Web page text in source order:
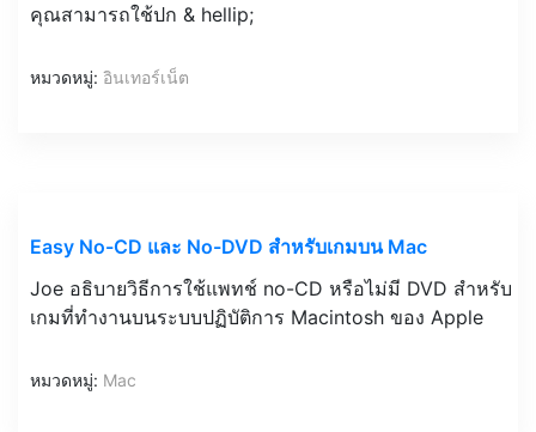
คุณสามารถใช้ปก & hellip;
หมวดหมู่: อินเทอร์เน็ต
Easy No-CD และ No-DVD สำหรับเกมบน Mac
Joe อธิบายวิธีการใช้แพทช์ no-CD หรือไม่มี DVD สำหรับ
เกมที่ทำงานบนระบบปฏิบัติการ Macintosh ของ Apple
หมวดหมู่: Mac